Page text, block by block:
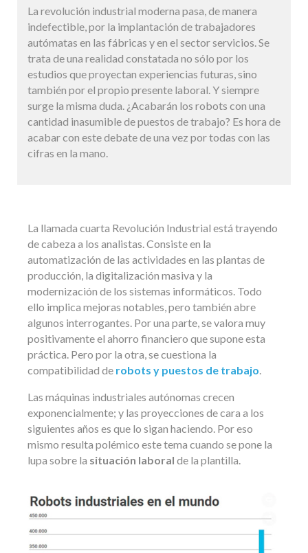
La revolución industrial moderna pasa, de manera
indefectible, por la implantación de trabajadores
autómatas en las fábricas y en el sector servicios. Se
trata de una realidad constatada no sólo por los
estudios que proyectan experiencias futuras, sino
también por el propio presente laboral. Y siempre
surge la misma duda. ¿Acabarán los robots con una
cantidad inasumible de puestos de trabajo? Es hora de
acabar con este debate de una vez por todas con las
cifras en la mano.
La llamada cuarta Revolución Industrial está trayendo
de cabeza a los analistas. Consiste en la
automatización de las actividades en las plantas de
producción, la digitalización masiva y la
modernización de los sistemas informáticos. Todo
ello implica mejoras notables, pero también abre
algunos interrogantes. Por una parte, se valora muy
positivamente el ahorro financiero que supone esta
práctica. Pero por la otra, se cuestiona la
compatibilidad de robots y puestos de trabajo.
Las máquinas industriales autónomas crecen
exponencialmente; y las proyecciones de cara a los
siguientes años es que lo sigan haciendo. Por eso
mismo resulta polémico este tema cuando se pone la
lupa sobre la situación laboral de la plantilla.